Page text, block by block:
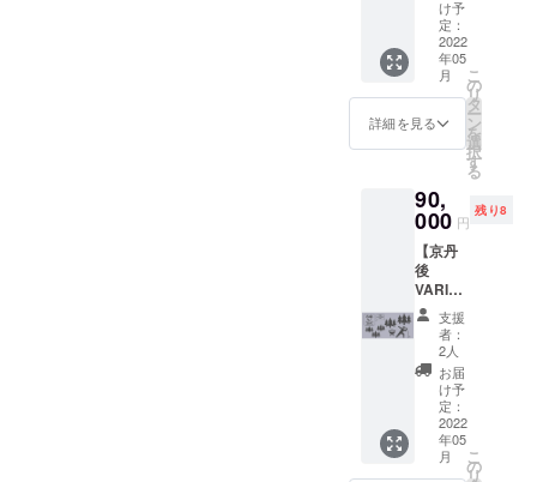
げをし
ても
らって
いて
（特に
縫い合
わせた
、なん
ていう
笑）、
絶対に
愛着の
湧くア
イテム
になる
こと間
違いな
し！ 限
定30
個。
BEATC
カッ
ティン
グボー
ドのご
相談を
させて
いただ
ただき
まし
た！ 限
定50
枚。鋭
意製作
中の
BEATC
AMPの
焼印も
押させ
ていた
だきま
す。 天
然の材
しまう
南出で
すが、
すぐに
ご連絡
させて
いただ
いたと
電話い
ただ
き、ご
相談さ
せてい
ただき
まし
た。 今
回、音
楽とア
ウトド
アの架
け橋と
なるよ
うな返
ドなん
です
が、 な
んと住
所が兵
庫県朝
来市の
和田
VARIT.
の藤岡
店長の
故郷
じゃな
いです
か！ こ
ういう
ことに
運命を
感じて
しまう
南出で
すが、
すぐに
バイク
のヘル
メット
もその
ままか
ぶれる
ように
あえて
ン無し
の仕様
になっ
ていま
す。
ネット
でたま
たま
知った
アウト
ドアガ
レージ
ブラン
ドなん
です
ます！
京丹後
BEATC
AMP到
着 [復
京丹後
BEATC
23:00
神戸三
宮到着
を予定
してい
ます。
※会場駐
車場は
近隣を
予定し
ていま
すが、
歩いて
20分程
中に随
時ご紹
介して
いきま
すの
チェッ
クお願
す！
ビー
キャン
で使っ
て欲し
い
なぁ〜
という
願いを
込め
て、、
、！ ●
【オー
プンカ
ラー
ション
いただ
けるこ
とにな
りまし
た。
ヒョウ
078KO
BEとい
種連携
クロス
メディ
アイベ
ントで
一緒に
活動す
ること
が増
え、 コ
ロナ禍
以後は
ンカ
ラー
シャツ2
枚＋京
丹後
BEATC
AMPの
12点を
福袋形
式で詰
め合わ
せ。
オープ
ンカ
ラー
シャツ
は自分
用に色
違いを
セレク
トいた
だくの
ベース
用スト
ラップ
（ca*ca
様） 鉄
板
（ヒョ
ウゴベ
様） レ
ザーハ
ンドル
キーホ
ルダー
（横山
彰様）
カッ
ティン
グボー
ド（薪
SHOP
CHAM
BERS
様）
け予
定：
2022
年05
月
詳細を見る
こ
の
リ
タ
ー
ン
を
選
択
す
る
90,
000 円
残り8
【京丹
後
VARIT. -
MUSIC
CAMPI
NG- 平
日1日
（11:00
20:00）
貸切
45%OF
支援
者：
2人
お届
け予
定：
2022
年05
月
こ
の
リ